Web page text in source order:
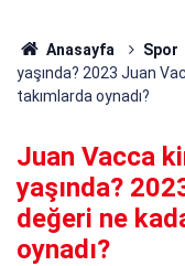
Anasayfa Spor
yaşında? 2023 Juan
takımlarda oynadı?
Juan Vacca
yaşında?
değeri ne
oynadı?